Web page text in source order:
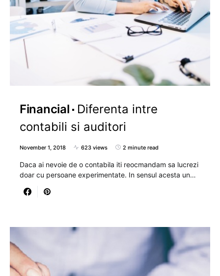
Financial
Diferenta intre
contabili si auditori
November 1, 2018 623 views 2 minute read
Daca ai nevoie de o contabila iti reocmandam sa lucrezi
doar cu persoane experimentate. In sensul acesta un…